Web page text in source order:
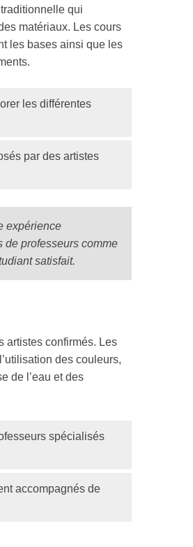
qui
matériaux. Les cours
les bases ainsi que les
les différentes
par des artistes
expérience
de professeurs comme
satisfait.
artistes confirmés. Les
des couleurs,
de l’eau et des
spécialisés
accompagnés de